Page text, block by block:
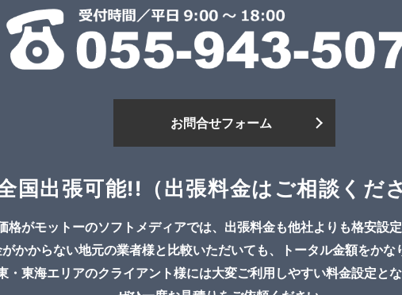
お問合せフォーム
国出張可能!! （出張料金はご相談くだ
格がモットーのソフトメディアでは、出張料金も他社よりも格安設
かからない地元の業者様と比較いただいても、トータル金額をか
・東海エリアのクライアント様には大変ご利用しやすい料金設定と